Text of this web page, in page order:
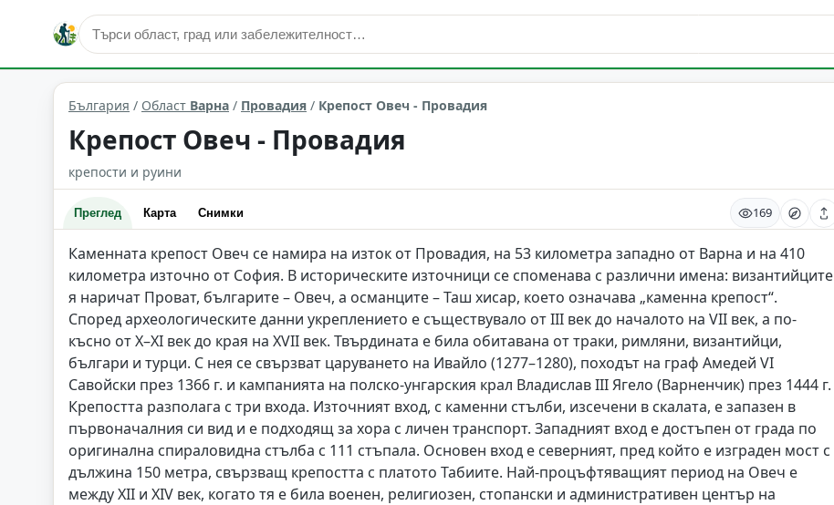
исторически забележителности Провадия Област: Варна
България / Област Варна / Провадия / Крепост Овеч - Провадия
Крепост Овеч - Провадия
крепости и руини
Преглед Карта Снимки 169
Каменната крепост Овеч се намира на изток от Провадия, на 53 километра западно от Варна и на 410
километра източно от София. В историческите източници се споменава с различни имена: византийците
я наричат Проват, българите – Овеч, а османците – Таш хисар, което означава „каменна крепост“.
Според археологическите данни укреплението е съществувало от III век до началото на VII век, а по-
късно от X–XI век до края на XVII век. Твърдината е била обитавана от траки, римляни, византийци,
българи и турци. С нея се свързват царуването на Ивайло (1277–1280), походът на граф Амедей VI
Савойски през 1366 г. и кампанията на полско-унгарския крал Владислав III Ягело (Варненчик) през 1444 г.
Крепостта разполага с три входа. Източният вход, с каменни стълби, изсечени в скалата, е запазен в
първоначалния си вид и е подходящ за хора с личен транспорт. Западният вход е достъпен от града по
оригинална спираловидна стълба с 111 стъпала. Основен вход е северният, пред който е изграден мост с
дължина 150 метра, свързващ крепостта с платото Табиите. Най-процъфтяващият период на Овеч е
между XII и XIV век, когато тя е била военен, религиозен, стопански и административен център на